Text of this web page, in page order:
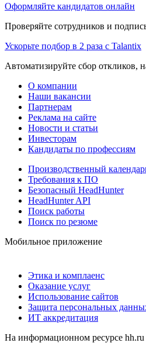
Оформляйте кандидатов онлайн
Проверяйте сотрудников и
Ускорьте подбор в 2 раза с Talantix
Автоматизируйте сбор откликов,
О компании
Наши вакансии
Партнерам
Реклама на сайте
Новости и статьи
Инвесторам
Кандидаты по профессиям
Производственный
Требования к ПО
Безопасный HeadHunter
HeadHunter API
Поиск работы
Поиск по резюме
Мобильное приложение
Этика и комплаенс
Оказание услуг
Использование сайтов
Защита персональных
ИТ аккредитация
На информационном ресурсе hh.ru